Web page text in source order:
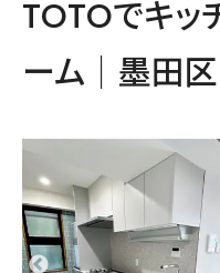
TOTOでキッ
ーム｜墨田区